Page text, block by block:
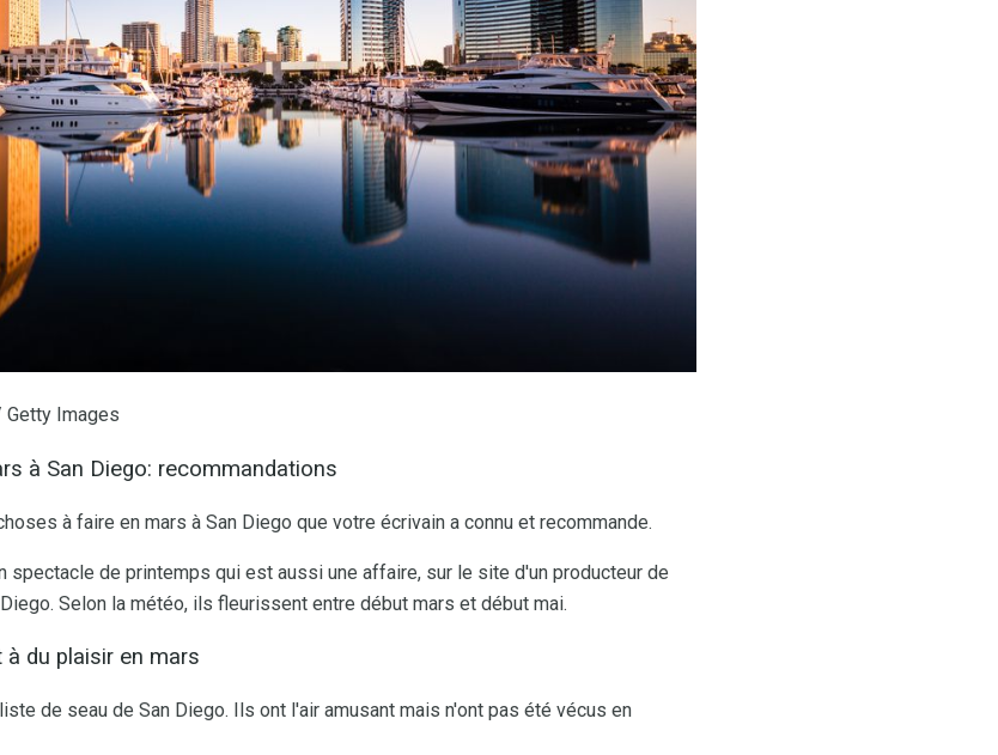
Getty Images
à San Diego: recommandations
à faire en mars à San Diego que votre écrivain a connu et recommande.
spectacle de printemps qui est aussi une affaire, sur le site d'un producteur de
Selon la météo, ils fleurissent entre début mars et début mai.
du plaisir en mars
de seau de San Diego. Ils ont l'air amusant mais n'ont pas été vécus en